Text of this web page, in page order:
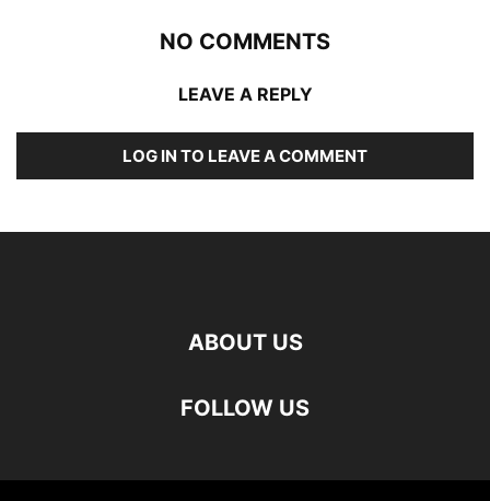
NO COMMENTS
LEAVE A REPLY
LOG IN TO LEAVE A COMMENT
ABOUT US
FOLLOW US